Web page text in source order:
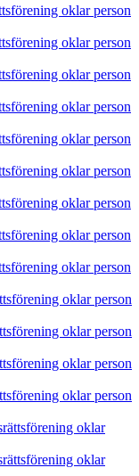
oklar person
oklar person
oklar person
oklar person
oklar person
oklar person
oklar person
oklar person
oklar person
oklar person
oklar person
oklar person
oklar person
oklar
oklar